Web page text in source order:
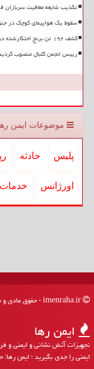
تکذیب شایعه معافیت سربازان
سقوط یک هواپیمای کوچک در جنوب پرو 13 کشته
کشف ۱۹۲ تن برنج احتکارشده در بندرعباس
رییس انجمن گلبال منصوب
موضوعات ایمن
پلیس حادثه
اورژانس خدمات
ایمن رها
تجهیزات آتش نشانی و ایمنی و
ایمنی را جدی بگیرید ؛ ایمن